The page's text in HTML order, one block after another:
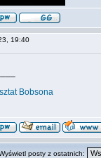
19:40
Bobsona
posty z ostatnich: